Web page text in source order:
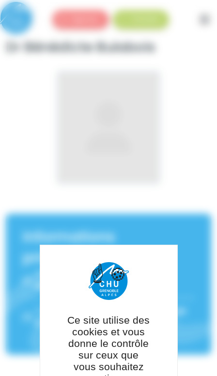
Dr Bénédicte Bulabois
Informations
principales
Service(s) de rattachement :
Hématologie biologique
et de Pathologie
Panneau de gestion des cookies
Ce site utilise des
cookies et vous
donne le contrôle
sur ceux que
vous souhaitez